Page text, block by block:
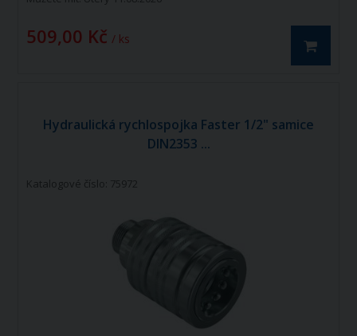
509,00 Kč / ks
Hydraulická rychlospojka Faster 1/2" samice
DIN2353 ...
Katalogové číslo: 75972